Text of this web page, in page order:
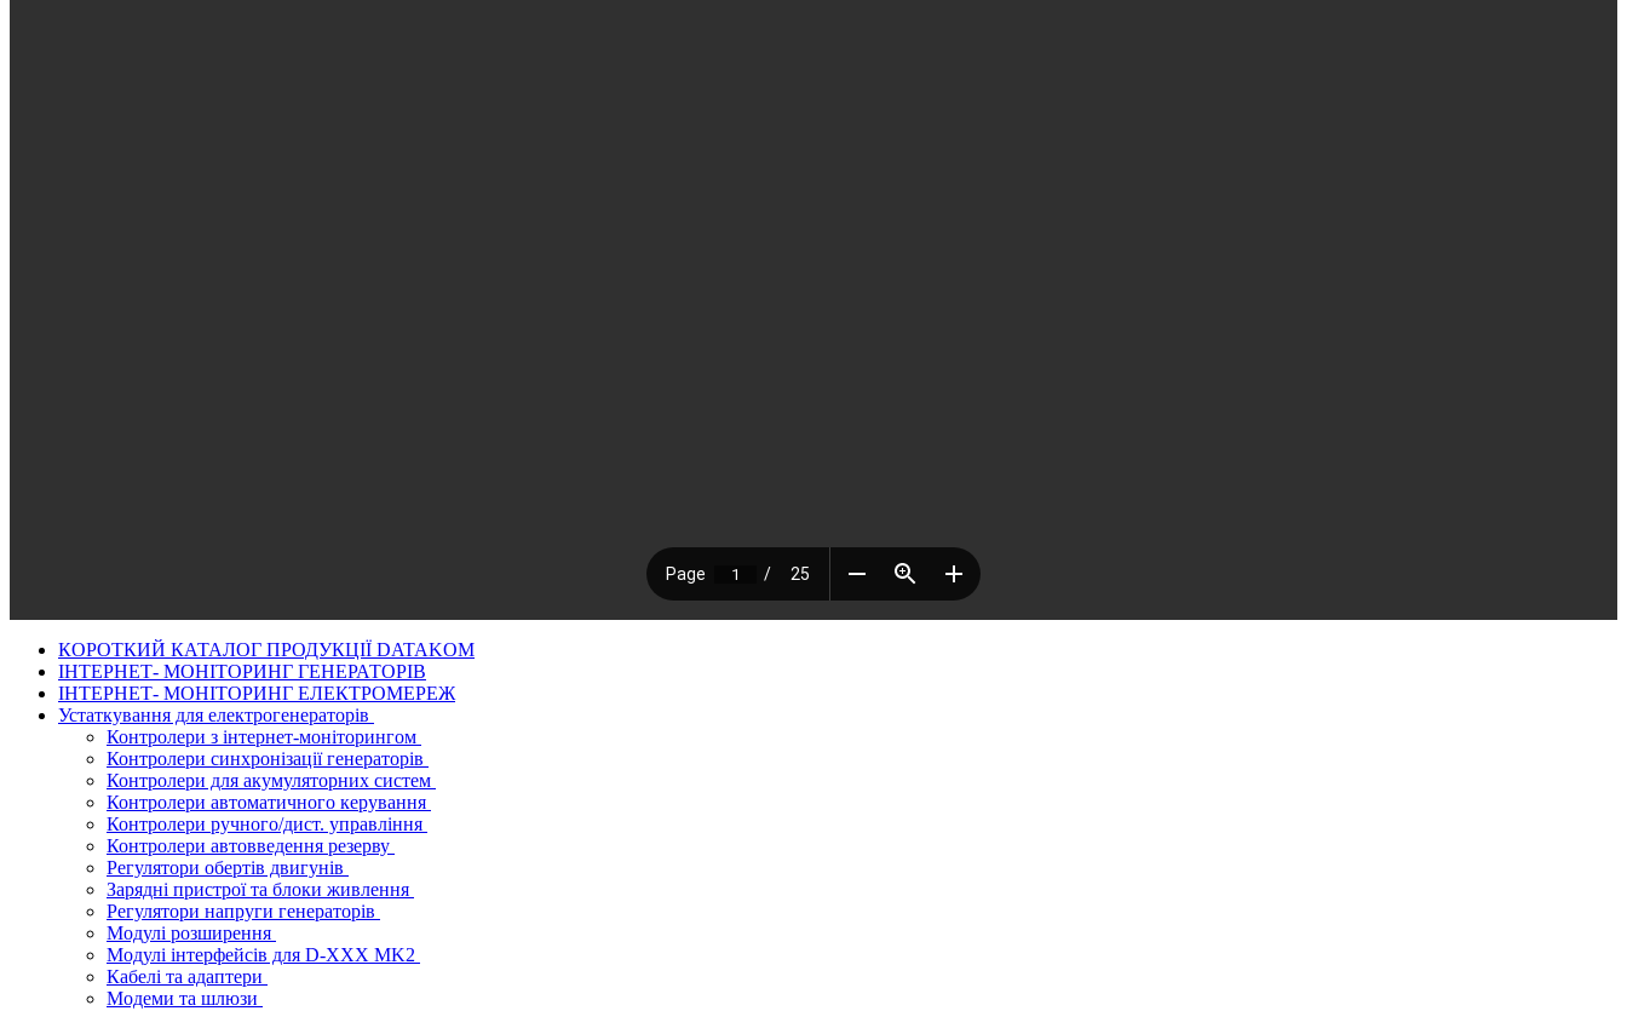
КОРОТКИЙ КАТАЛОГ ПРОДУКЦІЇ DATAKOM
ІНТЕРНЕТ- МОНІТОРИНГ ГЕНЕРАТОРІВ
ІНТЕРНЕТ- МОНІТОРИНГ ЕЛЕКТРОМЕРЕЖ
Устаткування для електрогенераторів
Контролери з інтернет-моніторингом
Контролери синхронізації генераторів
Контролери для акумуляторних систем
Контролери автоматичного керування
Контролери ручного/дист. управління
Контролери автовведення резерву
Регулятори обертів двигунів
Зарядні пристрої та блоки живлення
Регулятори напруги генераторів
Модулі розширення
Модулі інтерфейсів для D-XXX MK2
Кабелі та адаптери
Модеми та шлюзи